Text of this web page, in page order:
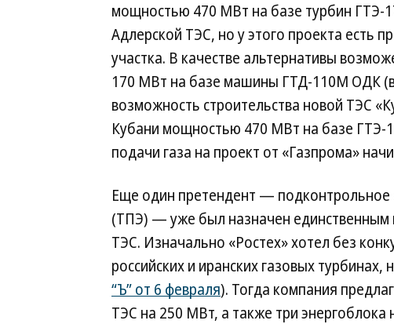
мощностью 470 МВт на базе турбин ГТЭ-
Адлерской ТЭС, но у этого проекта есть
участка. В качестве альтернативы
170 МВт на базе машины ГТД-110М ОДК
возможность строительства новой ТЭС
Кубани мощностью 470 МВт на базе ГТЭ-
подачи газа на проект от «Газпрома»
Еще один претендент — подконтрольное
(ТПЭ) — уже был назначен
ТЭС. Изначально «Ростех» хотел без
российских и иранских газовых
“Ъ” от 6 февраля). Тогда компания
ТЭС на 250 МВт, а также три